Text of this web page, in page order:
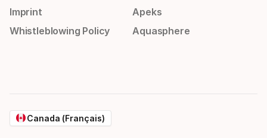
Imprint
Whistleblowing Policy
Apeks
Aquasphere
Canada (Français)